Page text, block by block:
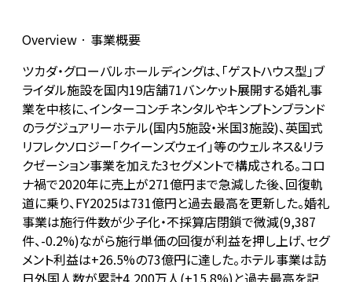
Overview · 事業概要
ツカダ・グローバルホールディングは、「ゲストハウス型」ブ
ライダル施設を国内19店舗71バンケット展開する婚礼事
業を中核に、インターコンチネンタルやキンプトンブランド
のラグジュアリーホテル(国内5施設・米国3施設)、英国式
リフレクソロジー「クイーンズウェイ」等のウェルネス&リラ
クゼーション事業を加えた3セグメントで構成される。コロ
ナ禍で2020年に売上が271億円まで急減した後、回復軌
道に乗り、FY2025は731億円と過去最高を更新した。婚礼
事業は施行件数が少子化・不採算店閉鎖で微減(9,387
件、-0.2%)ながら施行単価の回復が利益を押し上げ、セグ
メント利益は+26.5%の73億円に達した。ホテル事業は訪